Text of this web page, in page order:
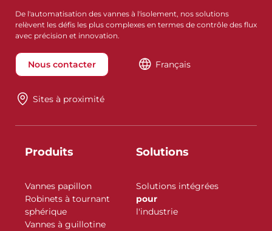
De l'automatisation des vannes à l'isolement, nos solutions
relèvent les défis les plus complexes en termes de contrôle des flux
avec précision et innovation.
Nous contacter Français
Sites à proximité
Produits
Vannes papillon
Robinets à tournant
sphérique
Vannes à guillotine
Solutions
Solutions intégrées
pour
l'industrie